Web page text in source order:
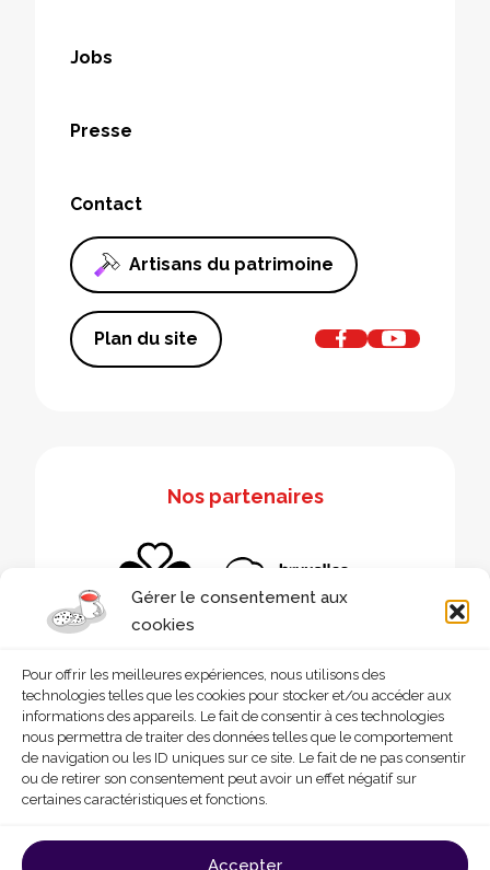
Gérer le consentement aux
cookies
Pour offrir les meilleures expériences, nous utilisons des
technologies telles que les cookies pour stocker et/ou accéder aux
informations des appareils. Le fait de consentir à ces technologies
nous permettra de traiter des données telles que le comportement
de navigation ou les ID uniques sur ce site. Le fait de ne pas consentir
ou de retirer son consentement peut avoir un effet négatif sur
certaines caractéristiques et fonctions.
Accepter
Jobs
Presse
Contact
Artisans du patrimoine
Plan du site
Nos partenaires
love